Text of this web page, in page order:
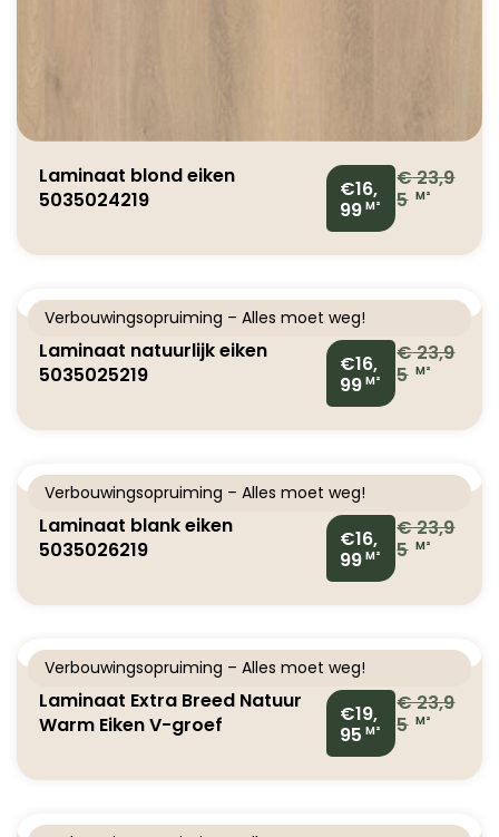
Laminaat blond eiken
5035024219
€16,
99 M²
€23,9
5 M²
Verbouwingsopruiming – Alles moet weg!
Laminaat natuurlijk eiken
5035025219
€16,
99 M²
€23,9
5 M²
Verbouwingsopruiming – Alles moet weg!
Laminaat blank eiken
5035026219
€16,
99 M²
€23,9
5 M²
Verbouwingsopruiming – Alles moet weg!
Laminaat Extra Breed Natuur
Warm Eiken V-groef
€19,
95 M²
€23,9
5 M²